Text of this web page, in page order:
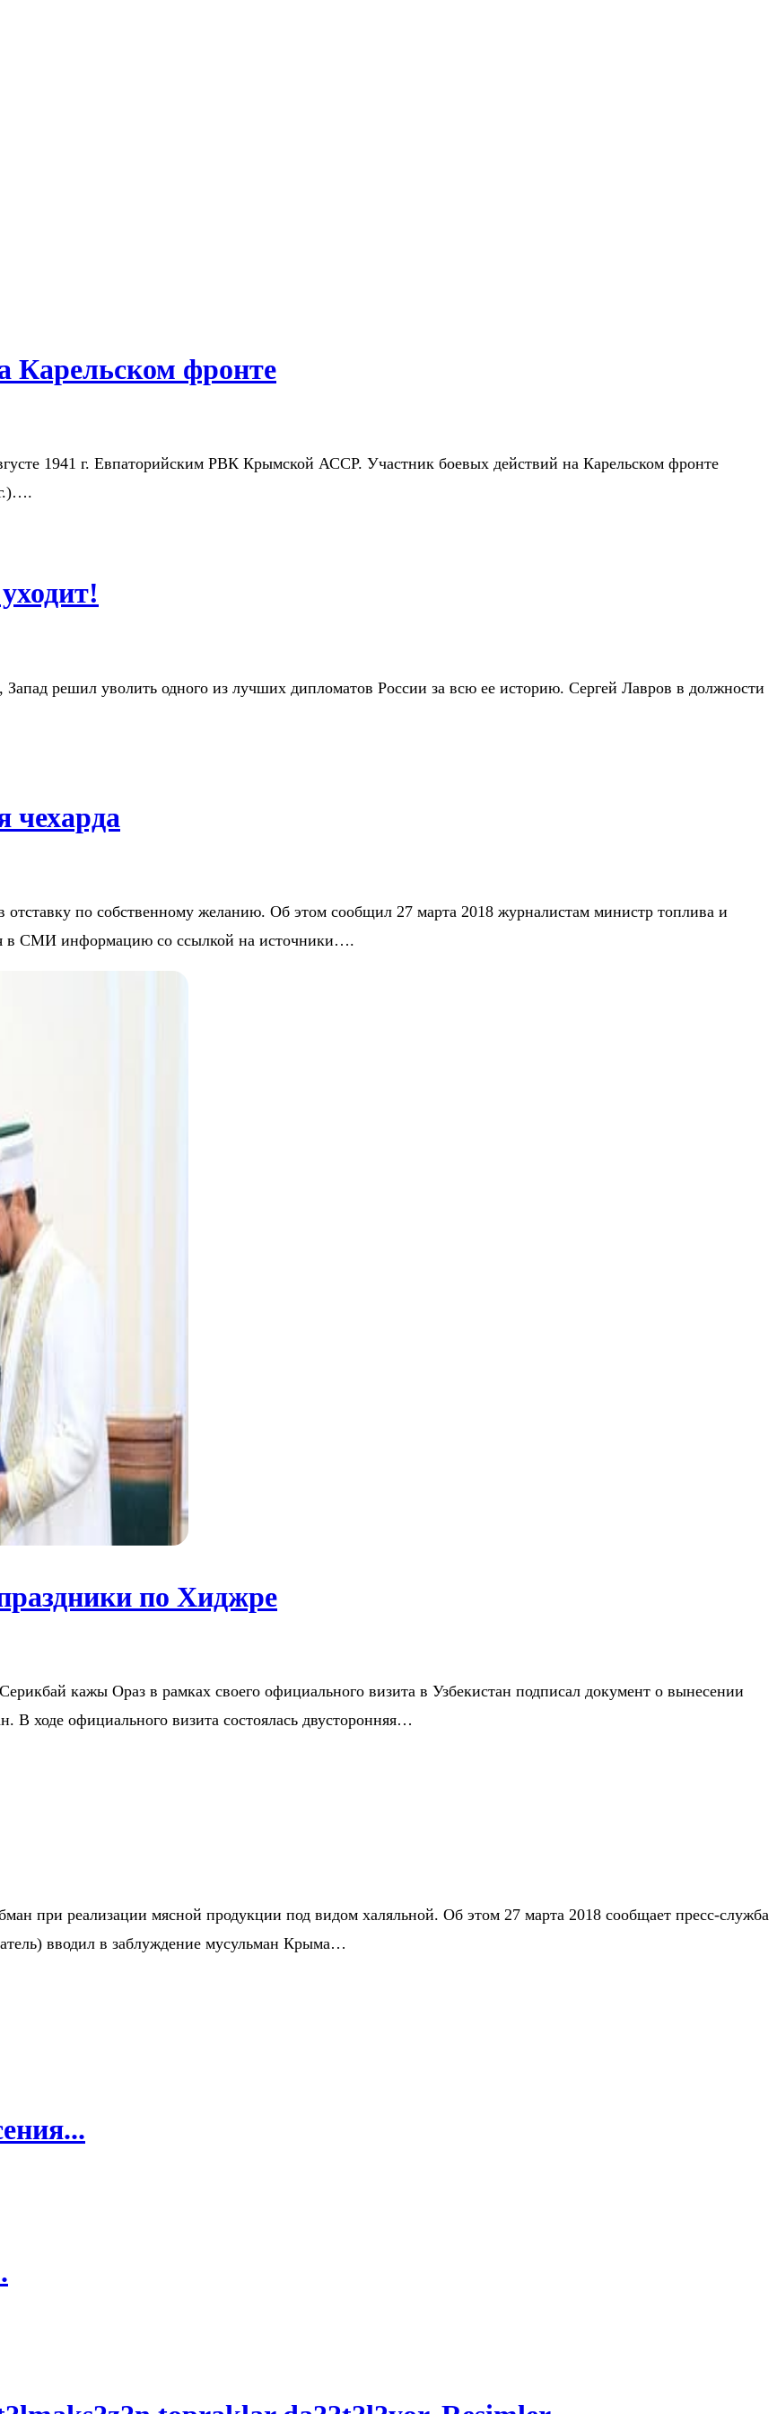
Карельском фронте
1941 г. Евпаторийским РВК Крымской АССР. Участник боевых действий на Карельском фронте
решил уволить одного из лучших дипломатов России за всю ее историю. Сергей Лавров в должности
чехарда
отставку по собственному желанию. Об этом сообщил 27 марта 2018 журналистам министр топлива и
в СМИ информацию со ссылкой на источники….
по Хиджре
кажы Ораз в рамках своего официального визита в Узбекистан подписал документ о вынесении
В ходе официального визита состоялась двусторонняя…
при реализации мясной продукции под видом халяльной. Об этом 27 марта 2018 сообщает пресс-служба
вводил в заблуждение мусульман Крыма…